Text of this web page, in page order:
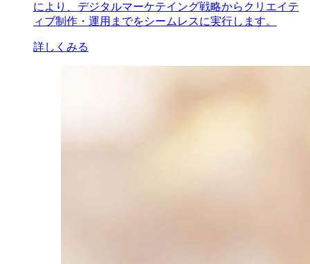
により、デジタルマーケテイング戦略からクリエイテ
ィブ制作・運用までをシームレスに実行します。
詳しくみる